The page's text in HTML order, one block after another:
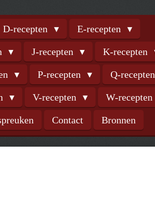
D-recepten E-recepten
J-recepten K-recepten
P-recepten Q-recepten
V-recepten W-recepten
Contact Bronnen